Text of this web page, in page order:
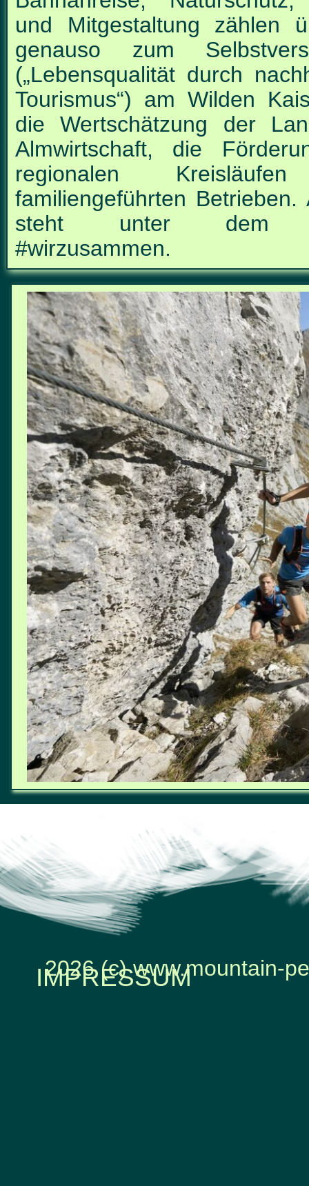
und Mitgestaltung zählen
genauso zum
(„Lebensqualität durch
Tourismus“) am Wilden
die Wertschätzung der
Almwirtschaft, die
regionalen
familiengeführten Betrieben.
steht unter dem
#wirzusammen.
2026 (c) www.mountain-
IMPRESSUM